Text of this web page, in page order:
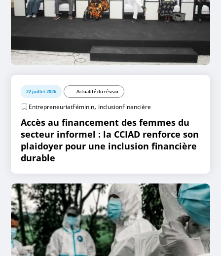
22 juillet 2026 Actualité du réseau
EntrepreneuriatFéminin, InclusionFinancière
Accès au financement des femmes du
secteur informel : la CCIAD renforce son
plaidoyer pour une inclusion financière
durable